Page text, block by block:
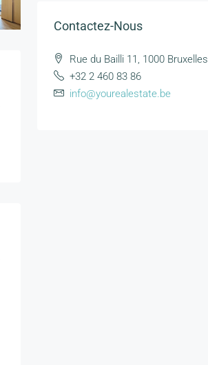
Contactez-Nous
Rue du Bailli 11, 1000 Bruxelles
+32 2 460 83 86
info@yourealestate.be